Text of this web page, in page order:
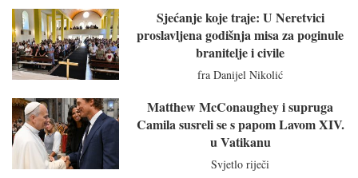
Sjećanje koje traje: U Neretvici
proslavljena godišnja misa za poginule
branitelje i civile
fra Danijel Nikolić
Matthew McConaughey i supruga
Camila susreli se s papom Lavom XIV.
u Vatikanu
Svjetlo riječi